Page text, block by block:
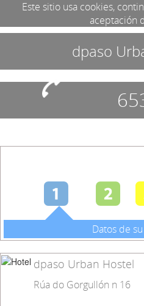
Este sitio usa cookies,
aceptación
dpaso
Datos de
dpaso Urban Hostel
Rúa do Gorgullón n 16